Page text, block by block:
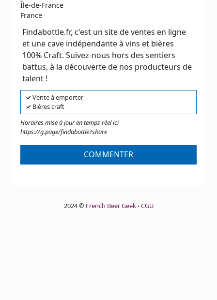
Île-de-France
France
Findabottle.fr, c'est un site de ventes en ligne
et une cave indépendante à vins et bières
100% Craft. Suivez-nous hors des sentiers
battus, à la découverte de nos producteurs de
talent !
✓Vente à emporter
✓ Bières craft
Horaires mise à jour en temps réel ici
https://g.page/findabottle?share
COMMENTER
2024 © French Beer Geek-CGU